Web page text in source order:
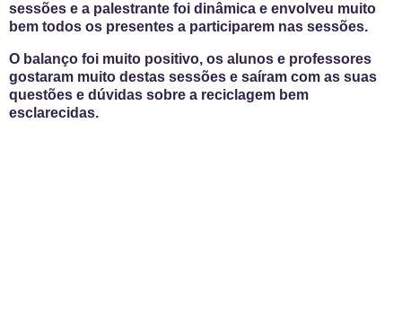
sessões e a palestrante foi dinâmica e envolveu muito
bem todos os presentes a participarem nas sessões.
O balanço foi muito positivo, os alunos e professores
gostaram muito destas sessões e saíram com as suas
questões e dúvidas sobre a reciclagem bem
esclarecidas.